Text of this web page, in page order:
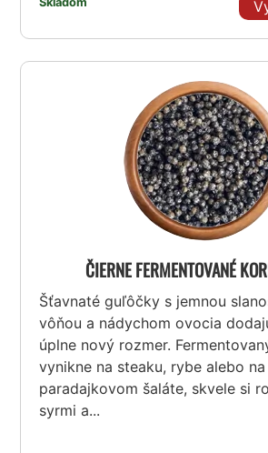
ČIERNE FERMENTOVANÉ
Šťavnaté guľôčky s jemnou
vôňou a nádychom ovocia
úplne nový rozmer.
vynikne na steaku, rybe alebo na
paradajkovom šaláte, skvele si
syrmi a...